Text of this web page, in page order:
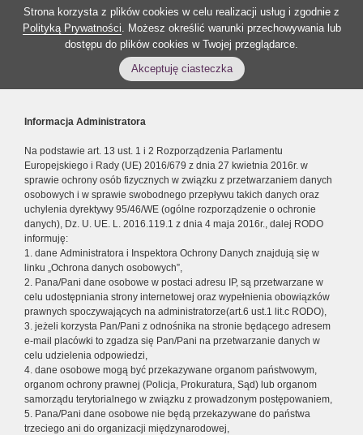
Strona korzysta z plików cookies w celu realizacji usług i zgodnie z
Polityką Prywatności. Możesz określić warunki przechowywania lub
dostępu do plików cookies w Twojej przeglądarce.
Akceptuję ciasteczka
Informacja Administratora
Na podstawie art. 13 ust. 1 i 2 Rozporządzenia Parlamentu
Europejskiego i Rady (UE) 2016/679 z dnia 27 kwietnia 2016r. w
sprawie ochrony osób fizycznych w związku z przetwarzaniem danych
osobowych i w sprawie swobodnego przepływu takich danych oraz
uchylenia dyrektywy 95/46/WE (ogólne rozporządzenie o ochronie
danych), Dz. U. UE. L. 2016.119.1 z dnia 4 maja 2016r., dalej RODO
informuję:
1. dane Administratora i Inspektora Ochrony Danych znajdują się w
linku „Ochrona danych osobowych”,
2. Pana/Pani dane osobowe w postaci adresu IP, są przetwarzane w
celu udostępniania strony internetowej oraz wypełnienia obowiązków
prawnych spoczywających na administratorze(art.6 ust.1 lit.c RODO),
3. jeżeli korzysta Pan/Pani z odnośnika na stronie będącego adresem
e-mail placówki to zgadza się Pan/Pani na przetwarzanie danych w
celu udzielenia odpowiedzi,
4. dane osobowe mogą być przekazywane organom państwowym,
organom ochrony prawnej (Policja, Prokuratura, Sąd) lub organom
samorządu terytorialnego w związku z prowadzonym postępowaniem,
5. Pana/Pani dane osobowe nie będą przekazywane do państwa
trzeciego ani do organizacji międzynarodowej,